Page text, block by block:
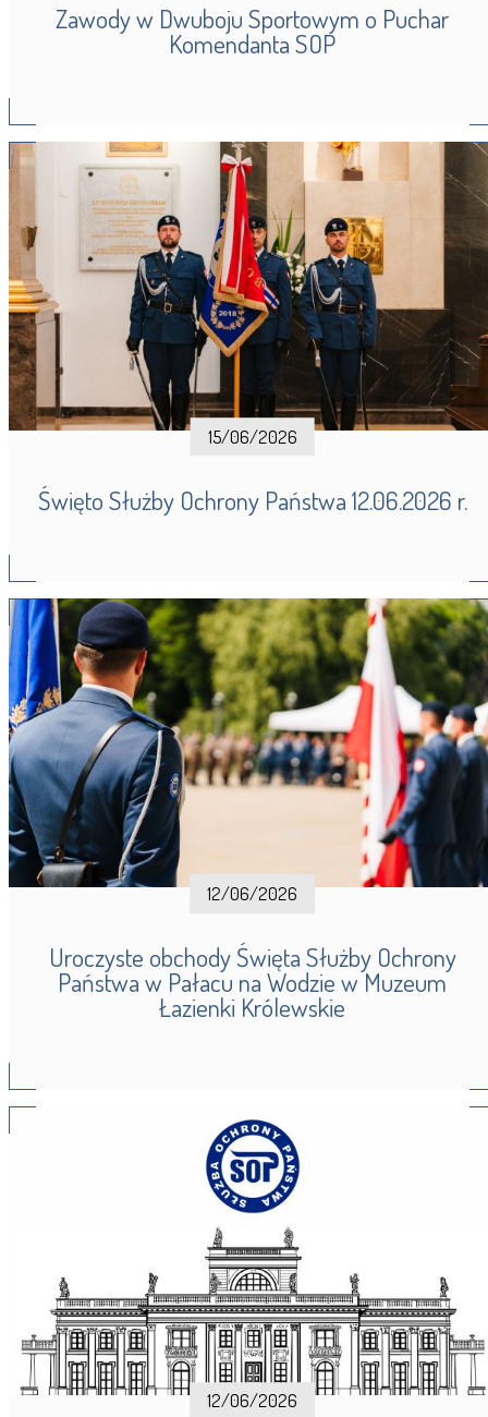
Zawody w Dwuboju Sportowym o Puchar
Komendanta SOP
15/06/2026
Święto Służby Ochrony Państwa 12.06.2026 r.
12/06/2026
Uroczyste obchody Święta Służby Ochrony
Państwa w Pałacu na Wodzie w Muzeum
Łazienki Królewskie
12/06/2026